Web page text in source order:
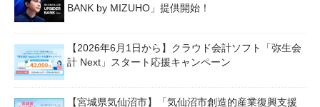
BANK by MIZUHO」提供開始！
【2026年6月1日から】クラウド会計ソフト「弥生会
計 Next」スタート応援キャンペーン
【宮城県気仙沼市】「気仙沼市創造的産業復興支援